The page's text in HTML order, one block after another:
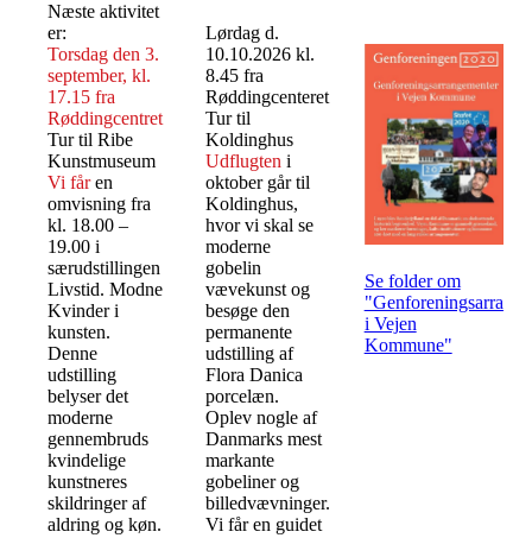
Næste aktivitet
er:
Torsdag den 3.
september, kl.
17.15 fra
Røddingcentret
Tur til Ribe
Kunstmuseum
Vi fåren
omvisning fra
kl. 18.00 –
19.00 i
særudstillingen
Livstid. Modne
Kvinder i
kunsten.
Denne
udstilling
belyser det
moderne
gennembruds
kvindelige
kunstneres
skildringer af
aldring og køn.
Lørdag d.
10.10.2026 kl.
8.45 fra
Røddingcenteret
Tur til
Koldinghus
Udflugten i
oktober går til
Koldinghus,
hvor vi skal se
moderne
gobelin
vævekunst og
besøge den
permanente
udstilling af
Flora Danica
porcelæn.
Oplev nogle af
Danmarks mest
markante
gobeliner og
billedvævninger.
Vi får en guidet
Se folder om
i Vejen
Kommune"